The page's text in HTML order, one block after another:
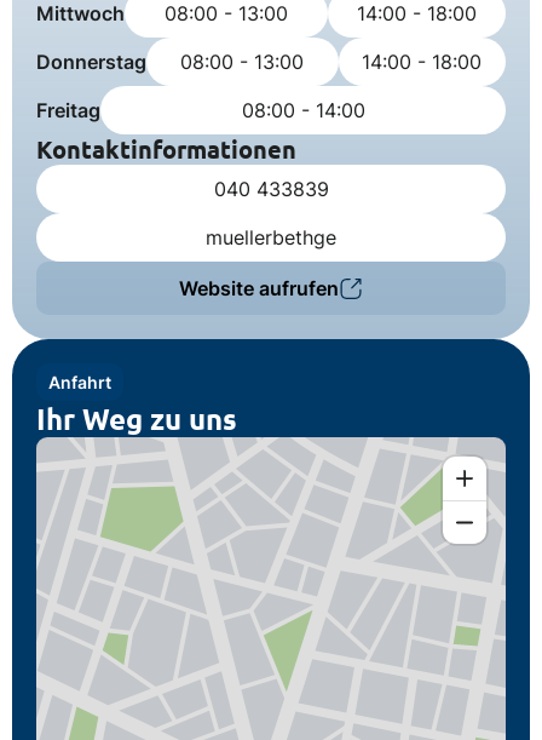
Mittwoch
08:00 - 13:00
14:00 - 18:00
Donnerstag
08:00 - 13:00
14:00 - 18:00
Freitag
08:00 - 14:00
Kontaktinformationen
040 433839
muellerbethge
Website aufrufen
Anfahrt
Ihr Weg zu uns